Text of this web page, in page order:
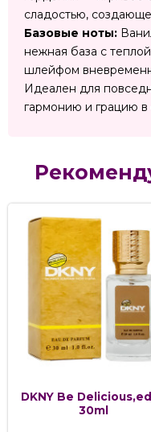
сладостью,
Базовые ноты:
нежная база с
шлейфом
Идеален для
гармонию и грацию в
DKNY Be
30ml